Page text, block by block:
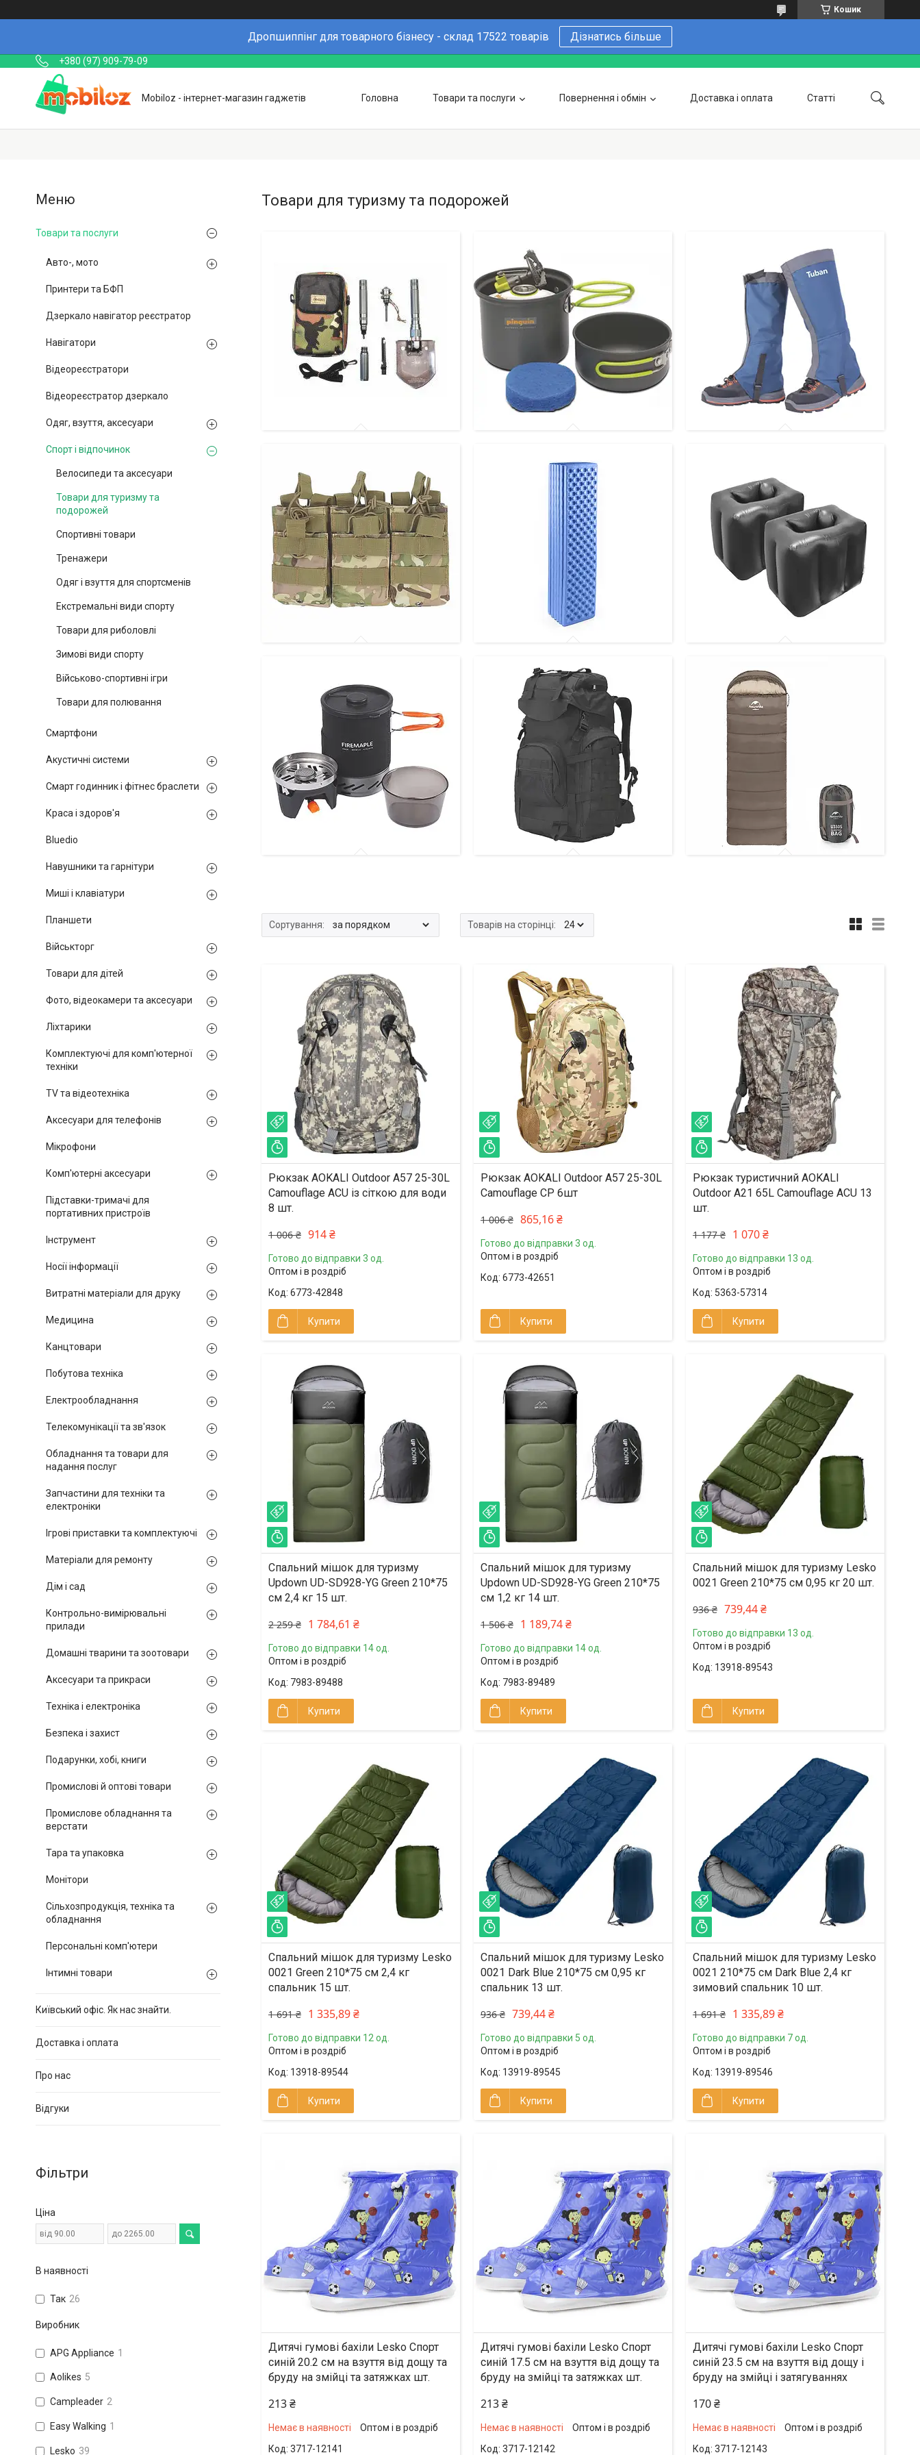
Кошик
Дропшиппінг для товарного бізнесу - склад 17522 товарів Дізнатись більше
+380 (97) 909-79-09
Mobiloz - інтернет-магазин гаджетів Головна Товари та послуги Повернення і обмін Доставка і оплата Статті
Оптовим покупцям
Товари для туризму та подорожей
підголовники
Залишилось 22 дні
–9%
Рюкзак AOKALI Outdoor A57 25-30L
Camouflage ACU із сіткою для води
8 шт.
1 006 ₴ 914 ₴
Готово до відправки 3 од.
Оптом і в роздріб
6773-42848
Купити
Залишилось 2 дні
–14%
Рюкзак AOKALI Outdoor A57 25-30L
Camouflage CP 6шт
1 006 ₴ 865,16 ₴
Готово до відправки 3 од.
Оптом і в роздріб
6773-42651
Купити
Залишилось 39 днів
–9%
Рюкзак туристичний AOKALI
Outdoor A21 65L Camouflage ACU 13
шт.
1 177 ₴ 1 070 ₴
Готово до відправки 13 од.
Оптом і в роздріб
5363-57314
Купити
Залишилось 2 дні
Спальний мішок для туризму
Updown UD-SD928-YG Green 210*75
см 2,4 кг 15 шт.
2 259 ₴ 1 784,61 ₴
Готово до відправки 14 од.
Оптом і в роздріб
7983-89488
Купити
Залишилось 2 дні
Спальний мішок для туризму
Updown UD-SD928-YG Green 210*75
см 1,2 кг 14 шт.
1 506 ₴ 1 189,74 ₴
Готово до відправки 14 од.
Оптом і в роздріб
7983-89489
Купити
–21%
Спальний мішок для туризму Lesko
0021 Green 210*75 см 0,95 кг 20 шт.
936 ₴ 739,44 ₴
Готово до відправки 13 од.
Оптом і в роздріб
13918-89543
Купити
–21%
Спальний мішок для туризму Lesko
0021 Green 210*75 см 2,4 кг
спальник 15 шт.
1 691 ₴ 1 335,89 ₴
Готово до відправки 12 од.
Оптом і в роздріб
13918-89544
Купити
–21%
Спальний мішок для туризму Lesko
0021 Dark Blue 210*75 см 0,95 кг
спальник 13 шт.
936 ₴ 739,44 ₴
Готово до відправки 5 од.
Оптом і в роздріб
13919-89545
Купити
–21%
Спальний мішок для туризму Lesko
0021 210*75 см Dark Blue 2,4 кг
зимовий спальник 10 шт.
1 691 ₴ 1 335,89 ₴
Готово до відправки 7 од.
Оптом і в роздріб
13919-89546
Купити
Дитячі гумові бахіли Lesko Спорт
синій 20.2 см на взуття від дощу та
бруду на змійці та затяжках шт.
213 ₴
Немає в наявності
Оптом і в роздріб
3717-12141
Дитячі гумові бахіли Lesko Спорт
синій 17.5 см на взуття від дощу та
бруду на змійці та затяжках шт.
213 ₴
Немає в наявності
Оптом і в роздріб
3717-12142
Дитячі гумові бахіли Lesko Спорт
синій 23.5 см на взуття від дощу і
бруду на змійці і затягуваннях
170 ₴
Немає в наявності
Оптом і в роздріб
3717-12143
Товари та послуги
Авто-, мото
Принтери та БФП
Дзеркало навігатор реєстратор
Навігатори
Відеореєстратори
Відеореєстратор дзеркало
Одяг, взуття, аксесуари
Спорт і відпочинок
Велосипеди та аксесуари
Товари для туризму та
подорожей
Спортивні товари
Тренажери
Одяг і взуття для спортсменів
Екстремальні види спорту
Товари для риболовлі
Зимові види спорту
Військово-спортивні ігри
Товари для полювання
Смартфони
Акустичні системи
Смарт годинник і фітнес браслети
Краса і здоров'я
Bluedio
Навушники та гарнітури
Миші і клавіатури
Планшети
Військторг
Товари для дітей
Фото, відеокамери та аксесуари
Ліхтарики
Комплектуючі для комп'ютерної
техніки
TV та відеотехніка
Аксесуари для телефонів
Мікрофони
Комп'ютерні аксесуари
Підставки-тримачі для
портативних пристроїв
Інструмент
Носії інформації
Витратні матеріали для друку
Медицина
Канцтовари
Побутова техніка
Електрообладнання
Телекомунікації та зв'язок
Обладнання та товари для
надання послуг
Запчастини для техніки та
електроніки
Ігрові приставки та комплектуючі
Матеріали для ремонту
Дім і сад
Контрольно-вимірювальні
прилади
Домашні тварини та зоотовари
Аксесуари та прикраси
Техніка і електроніка
Безпека і захист
Подарунки, хобі, книги
Промислові й оптові товари
Промислове обладнання та
верстати
Тара та упаковка
Монітори
Сільхозпродукція, техніка та
обладнання
Персональні комп'ютери
Інтимні товари
Київський офіс. Як нас знайти.
Доставка і оплата
Про нас
Відгуки
Фільтри
Ціна
В наявності
Так 26
Виробник
APG Appliance 1
Aolikes 5
Campleader 2
Easy Walking 1
Lesko 39